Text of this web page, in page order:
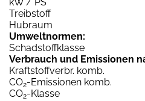
Treibstoff
Hubraum
Umweltnormen:
Schadstoffklasse
Verbrauch und Emissionen
Kraftstoffverbr. komb.
CO2-Emissionen komb.
CO2-Klasse